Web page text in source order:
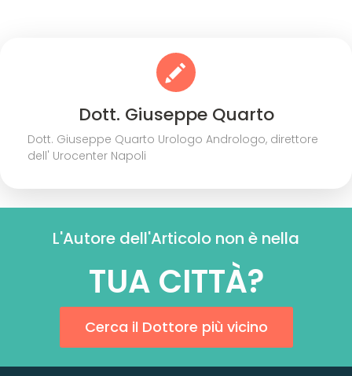
Dott. Giuseppe Quarto
Dott. Giuseppe Quarto Urologo Andrologo, direttore
dell' Urocenter Napoli
L'Autore dell'Articolo non è nella
TUA CITTÀ?
Cerca il Dottore più vicino